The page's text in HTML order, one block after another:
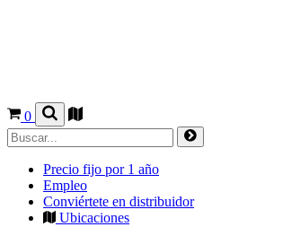
0
Precio fijo por 1 año
Empleo
Conviértete en distribuidor
Ubicaciones